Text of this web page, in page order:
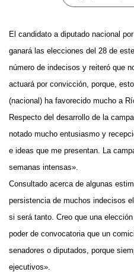
El candidato a diputado nacional
ganará las elecciones del 28 de
número de indecisos y reiteró que
actuará por convicción, porque,
(nacional) ha favorecido mucho a
Respecto del desarrollo de la
notado mucho entusiasmo y
e ideas que me presentan. La
semanas intensas».
Consultado acerca de algunas
persistencia de muchos indecisos
si será tanto. Creo que una
poder de convocatoria que un
senadores o diputados, porque
ejecutivos».